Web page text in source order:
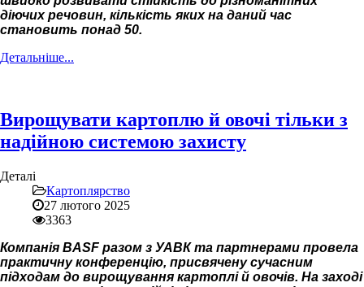
діючих речовин, кількість яких на даний час
становить понад 50.
Детальніше...
Вирощувати картоплю й овочі тільки з
надійною системою захисту
Деталі
Картоплярство
27 лютого 2025
3363
Компанія BASF разом з УАВК та партнерами провела
практичну конференцію, присвячену сучасним
підходам до вирощування картоплі й овочів. На заході